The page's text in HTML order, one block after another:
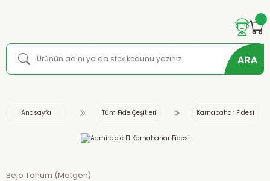
Anasayfa Tüm Fide Çeşitleri Karnabahar Fidesi
Bejo Tohum (Metgen)